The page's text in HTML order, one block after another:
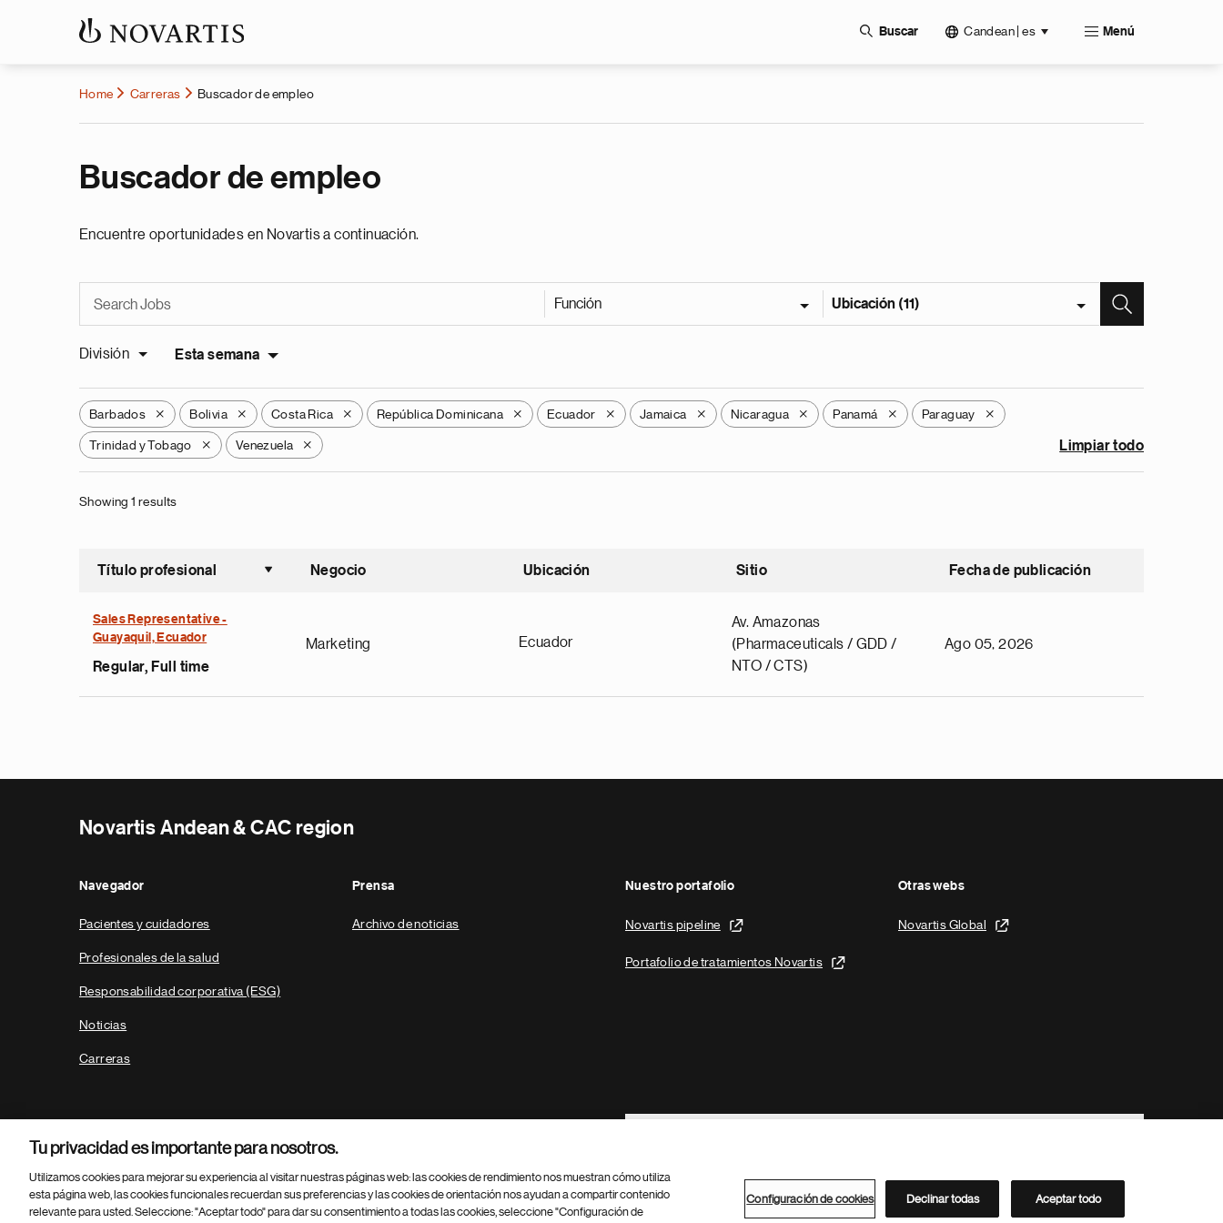
Buscar Candean | es Menú
Home Carreras Buscador de empleo
Buscador de empleo
Encuentre oportunidades en Novartis a continuación.
Función Ubicación (11)
División Esta semana
Barbados X Bolivia X Costa Rica X República Dominicana X Ecuador X Jamaica X Nicaragua X Panamá X Paraguay X
Trinidad y Tobago X Venezuela X Limpiar todo
Showing 1 results
Título profesional
Ordenar ascendente
Negocio Ubicación Sitio Fecha de publicación
Sales Representative -
Guayaquil, Ecuador
Regular, Full time
Marketing Ecuador
Av. Amazonas
(Pharmaceuticals / GDD /
NTO / CTS)
Ago 05, 2026
Novartis Andean & CAC region
Navegador
Pacientes y cuidadores
Profesionales de la salud
Responsabilidad corporativa (ESG)
Noticias
Carreras
Prensa
Archivo de noticias
Nuestro portafolio
Novartis pipeline
Portafolio de tratamientos Novartis
Otras webs
Novartis Global
Footer Site Search
Parte
© 2026 Novartis AG Directorio de Novartis
Tu privacidad es importante para nosotros.
Utilizamos cookies para mejorar su experiencia al visitar nuestras páginas web: las cookies de rendimiento nos muestran cómo utiliza
esta página web, las cookies funcionales recuerdan sus preferencias y las cookies de orientación nos ayudan a compartir contenido
relevante para usted. Seleccione: "Aceptar todo" para dar su consentimiento a todas las cookies, seleccione "Configuración de
Configuración de cookies Declinar todas Aceptar todo